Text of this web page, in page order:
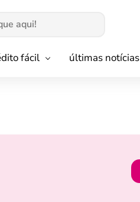
fácil últimas notícias